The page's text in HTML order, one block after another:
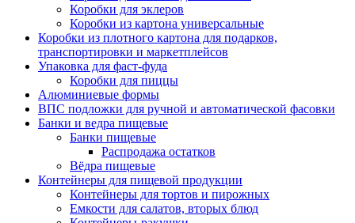
Коробки для эклеров
Коробки из картона универсальные
Коробки из плотного картона для подарков,
транспортировки и маркетплейсов
Упаковка для фаст-фуда
Коробки для пиццы
Алюминиевые формы
ВПС подложки для ручной и автоматической фасовки
Банки и ведра пищевые
Банки пищевые
Распродажа остатков
Вёдра пищевые
Контейнеры для пищевой продукции
Контейнеры для тортов и пирожных
Емкости для салатов, вторых блюд